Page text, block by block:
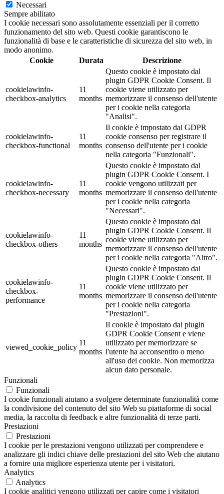
Necessari
Sempre abilitato
I cookie necessari sono assolutamente essenziali per il corretto
funzionamento del sito web. Questi cookie garantiscono le
funzionalità di base e le caratteristiche di sicurezza del sito web, in
modo anonimo.
Cookie
Durata Descrizione
cookielawinfo-
checkbox-analytics
11
months
Questo cookie è impostato dal
plugin GDPR Cookie Consent. Il
cookie viene utilizzato per
memorizzare il consenso dell'utente
per i cookie nella categoria
"Analisi".
cookielawinfo-
checkbox-functional
11
months
Il cookie è impostato dal GDPR
cookie consenso per registrare il
consenso dell'utente per i cookie
nella categoria "Funzionali".
cookielawinfo-
checkbox-necessary
11
months
Questo cookie è impostato dal
plugin GDPR Cookie Consent. I
cookie vengono utilizzati per
memorizzare il consenso dell'utente
per i cookie nella categoria
"Necessari".
cookielawinfo-
checkbox-others
11
months
Questo cookie è impostato dal
plugin GDPR Cookie Consent. Il
cookie viene utilizzato per
memorizzare il consenso dell'utente
per i cookie nella categoria "Altro".
cookielawinfo-
checkbox-
performance
11
months
Questo cookie è impostato dal
plugin GDPR Cookie Consent. Il
cookie viene utilizzato per
memorizzare il consenso dell'utente
per i cookie nella categoria
"Prestazioni".
viewed_cookie_policy
11
months
Il cookie è impostato dal plugin
GDPR Cookie Consent e viene
utilizzato per memorizzare se
l'utente ha acconsentito o meno
all'uso dei cookie. Non memorizza
alcun dato personale.
Funzionali
Funzionali
I cookie funzionali aiutano a svolgere determinate funzionalità come
la condivisione del contenuto del sito Web su piattaforme di social
media, la raccolta di feedback e altre funzionalità di terze parti.
Prestazioni
Prestazioni
I cookie per le prestazioni vengono utilizzati per comprendere e
analizzare gli indici chiave delle prestazioni del sito Web che aiutano
a fornire una migliore esperienza utente per i visitatori.
Analytics
Analytics
I cookie analitici vengono utilizzati per capire come i visitatori